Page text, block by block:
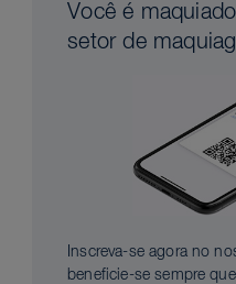
Você é
setor de
Inscreva-se agora no
beneficie-se sempre